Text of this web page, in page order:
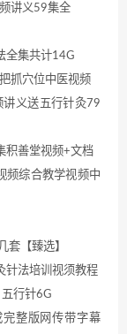
讲义59集全
全集共计14G
抓穴位中医视频
义送五行针灸79
积善堂视频+文档
频综合教学视频中
套【臻选】
针法培训视须教程
行针6G
整版网传带字幕